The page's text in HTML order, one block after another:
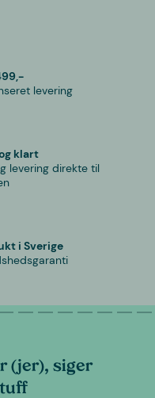
levering
klart
levering direkte til
i Sverige
(jer), siger